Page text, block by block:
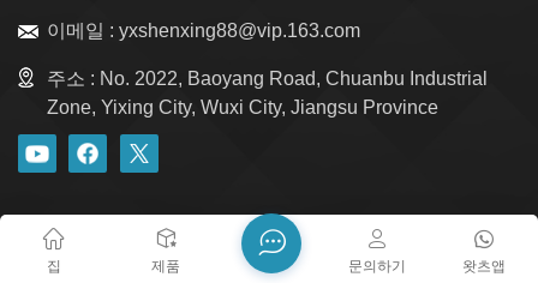
이메일 : yxshenxing88@vip.163.com
주소 : No. 2022, Baoyang Road, Chuanbu Industrial
Zone, Yixing City, Wuxi City, Jiangsu Province
Xml 개인정보 보호정책
사이트맵
저작권 @ 2026 Yixing Shenxing Technology Co., Ltd. 모든 권리
집 제품 왓츠앱
문의하기